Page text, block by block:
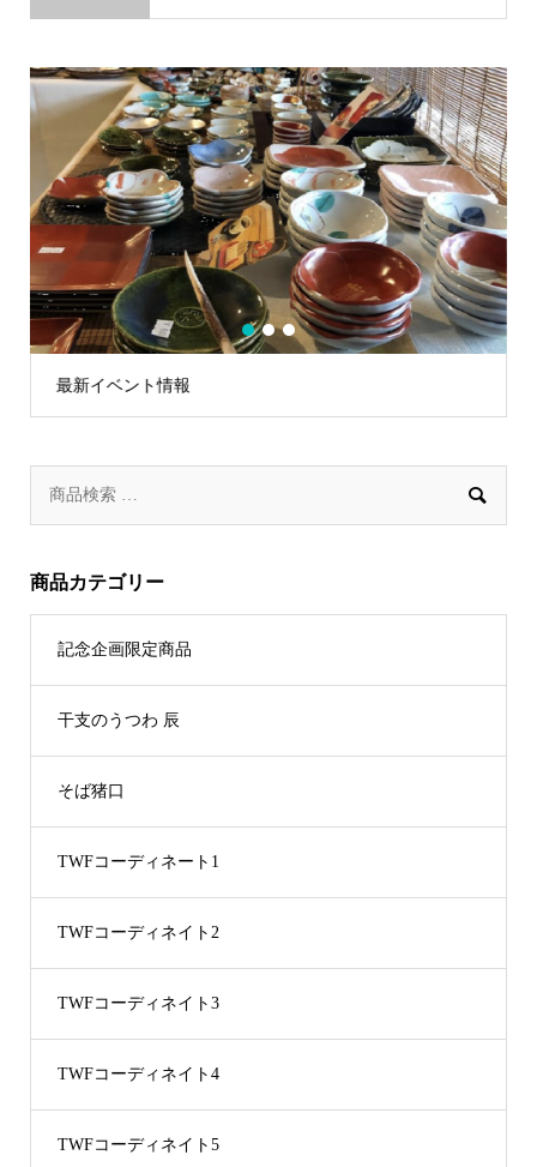
最新イベント情報
1 2 3

商品カテゴリー
記念企画限定商品
干支のうつわ 辰
そば猪口
TWFコーディネート1
TWFコーディネイト2
TWFコーディネイト3
TWFコーディネイト4
TWFコーディネイト5